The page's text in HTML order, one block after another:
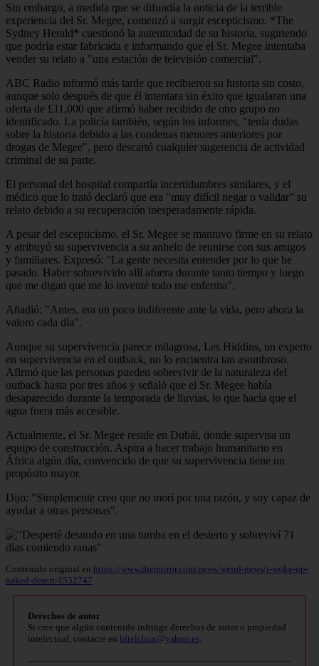
Sin embargo, a medida que se difundía la noticia de la terrible
experiencia del Sr. Megee, comenzó a surgir escepticismo. *The
Sydney Herald* cuestionó la autenticidad de su historia, sugiriendo
que podría estar fabricada e informando que el Sr. Megee intentaba
vender su relato a "una estación de televisión comercial".
ABC Radio informó más tarde que recibieron su historia sin costo,
aunque solo después de que él intentara sin éxito que igualaran una
oferta de £11,000 que afirmó haber recibido de otro grupo no
identificado. La policía también, según los informes, "tenía dudas
sobre la historia debido a las condenas menores anteriores por
drogas de Megee", pero descartó cualquier sugerencia de actividad
criminal de su parte.
El personal del hospital compartía incertidumbres similares, y el
médico que lo trató declaró que era "muy difícil negar o validar" su
relato debido a su recuperación inesperadamente rápida.
A pesar del escepticismo, el Sr. Megee se mantuvo firme en su relato
y atribuyó su supervivencia a su anhelo de reunirse con sus amigos
y familiares. Expresó: "La gente necesita entender por lo que he
pasado. Haber sobrevivido allí afuera durante tanto tiempo y luego
que me digan que me lo inventé todo me enferma".
Añadió: "Antes, era un poco indiferente ante la vida, pero ahora la
valoro cada día".
Aunque su supervivencia parece milagrosa, Les Hiddins, un experto
en supervivencia en el outback, no lo encuentra tan asombroso.
Afirmó que las personas pueden sobrevivir de la naturaleza del
outback hasta por tres años y señaló que el Sr. Megee había
desaparecido durante la temporada de lluvias, lo que hacía que el
agua fuera más accesible.
Actualmente, el Sr. Megee reside en Dubái, donde supervisa un
equipo de construcción. Aspira a hacer trabajo humanitario en
África algún día, convencido de que su supervivencia tiene un
propósito mayor.
Dijo: "Simplemente creo que no morí por una razón, y soy capaz de
ayudar a otras personas".
Contenido original en https://www.themirror.com/news/weird-news/i-woke-up-
naked-desert-1532747
Derechos de autor
Si cree que algún contenido infringe derechos de autor o propiedad
intelectual, contacte en bitelchux@yahoo.es.